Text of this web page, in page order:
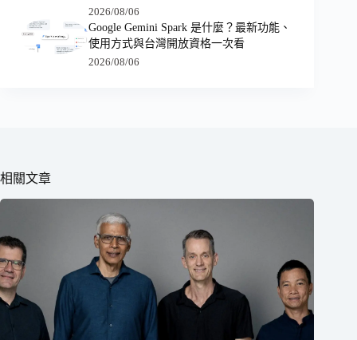
2026/08/06
Google Gemini Spark 是什麼？最新功能、
使用方式與台灣開放資格一次看
2026/08/06
相關文章